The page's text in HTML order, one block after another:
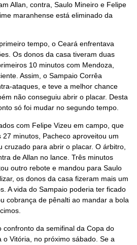
Allan, contra, Saulo Mineiro e Felipe
maranhense está eliminado da
tempo, o Ceará enfrentava
Os donos da casa tiveram duas
10 minutos com Mendoza,
Assim, o Sampaio Corrêa
ataques, e teve a melhor chance
não conseguiu abrir o placar. Desta
só foi mudar no segundo tempo.
com Felipe Vizeu em campo, que
27 minutos, Pacheco aproveitou um
cruzado para abrir o placar. O árbitro,
de Allan no lance. Três minutos
outro rebote e mandou para Saulo
os donos da casa fizeram mais um
A vida do Sampaio poderia ter ficado
cobrança de pênalti ao mandar a bola
confronto da semifinal da Copa do
o Vitória, no próximo sábado. Se a